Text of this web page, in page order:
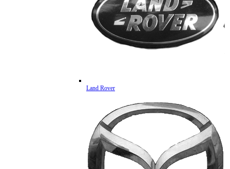
Land Rover